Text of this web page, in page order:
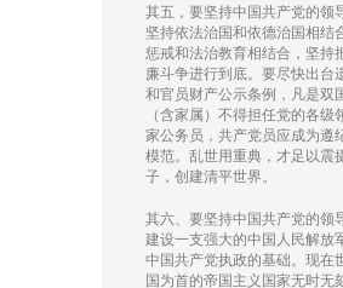
其五，要坚持中国共产党的领
坚持依法治国和依德治国相结
惩戒和法治教育相结合，坚持
廉斗争进行到底。要尽快出台
和官员财产公示条例，凡是双
（含家属）不得担任党的各级
家公务员，共产党员应成为遵
模范。乱世用重典，才足以震
子，创建清平世界。
其六、要坚持中国共产党的领
建设一支强大的中国人民解放
中国共产党执政的基础。现在
国为首的帝国主义国家无时无